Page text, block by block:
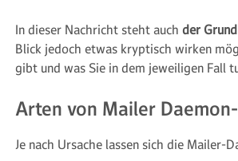
In dieser Nachricht steht auch der
Blick jedoch etwas kryptisch wirken
gibt und was Sie in dem jeweiligen Fall
Arten von Mailer
Je nach Ursache lassen sich die Mailer-